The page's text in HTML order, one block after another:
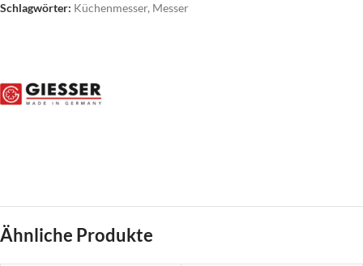
Schlagwörter: Küchenmesser, Messer
Ähnliche Produkte